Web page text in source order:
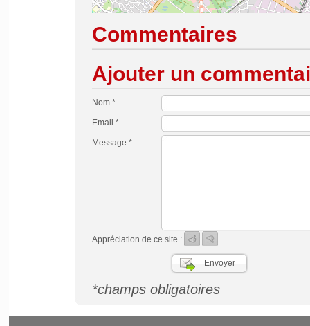
Commentaires
Ajouter un
Nom *
Email *
Message *
Appréciation de ce site :
*champs obligatoires